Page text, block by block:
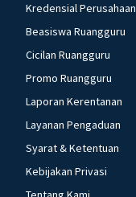
Kredensial Perusahaan
Beasiswa Ruangguru
Cicilan Ruangguru
Promo Ruangguru
Laporan Kerentanan
Layanan Pengaduan
Syarat & Ketentuan
Kebijakan Privasi